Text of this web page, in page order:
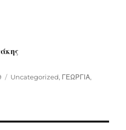
Categories
Uncategorized, ΓΕΩΡΓΙΑ,